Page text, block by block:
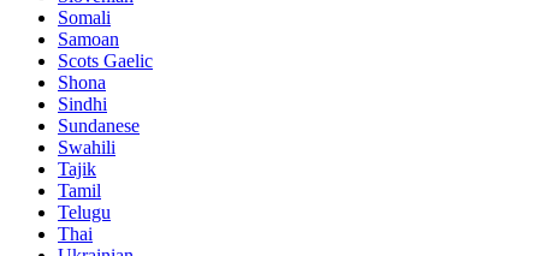
Somali
Samoan
Scots Gaelic
Shona
Sindhi
Sundanese
Swahili
Tajik
Tamil
Telugu
Thai